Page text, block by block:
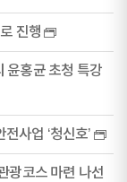
로 진행
윤홍균 초청 특강
사업 ‘청신호’
광코스 마련 나선